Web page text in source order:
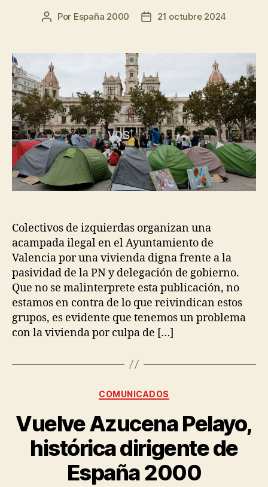
Por España 2000 21 octubre 2024
Colectivos de izquierdas organizan una
acampada ilegal en el Ayuntamiento de
Valencia por una vivienda digna frente a la
pasividad de la PN y delegación de gobierno.
Que no se malinterprete esta publicación, no
estamos en contra de lo que reivindican estos
grupos, es evidente que tenemos un problema
con la vivienda por culpa de […]
COMUNICADOS
Vuelve Azucena Pelayo,
histórica dirigente de
España 2000